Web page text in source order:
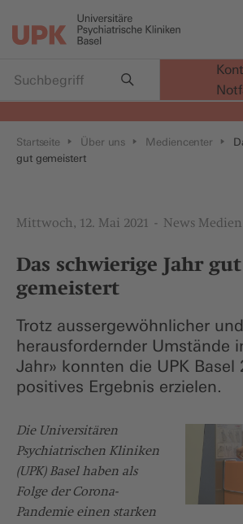
Startseite Über uns Mediencenter
gut gemeistert
Mittwoch, 12. Mai 2021 News Medien
Das schwierige Jahr gut
gemeistert
Trotz aussergewöhnlicher und
herausfordernder Umstände
Jahr» konnten die UPK Basel
positives Ergebnis erzielen.
Die Universitären
Psychiatrischen Kliniken
(UPK) Basel haben als
Folge der Corona-
Pandemie einen starken